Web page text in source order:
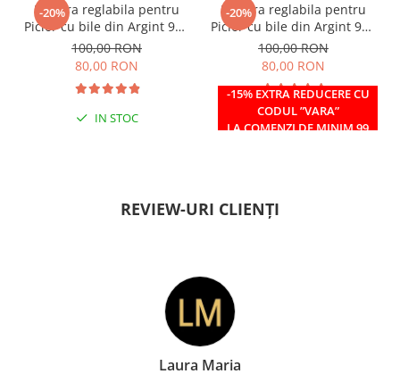
-20%
Bratara reglabila pentru
Picior cu bile din Argint 925
si margele Miyuki rosii
100,00 RON
80,00 RON
IN STOC
-20%
-15% EXTRA REDUCERE CU
CODUL ”VARA”
LA COMENZI DE MINIM 99
Bratara reglabila pentru
Picior cu bile din Argint 925
si margele Miyuki verzi
100,00 RON
80,00 RON
IN STOC
REVIEW-URI CLIENȚI